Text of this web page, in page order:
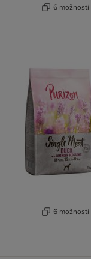
6 možností
6 možností